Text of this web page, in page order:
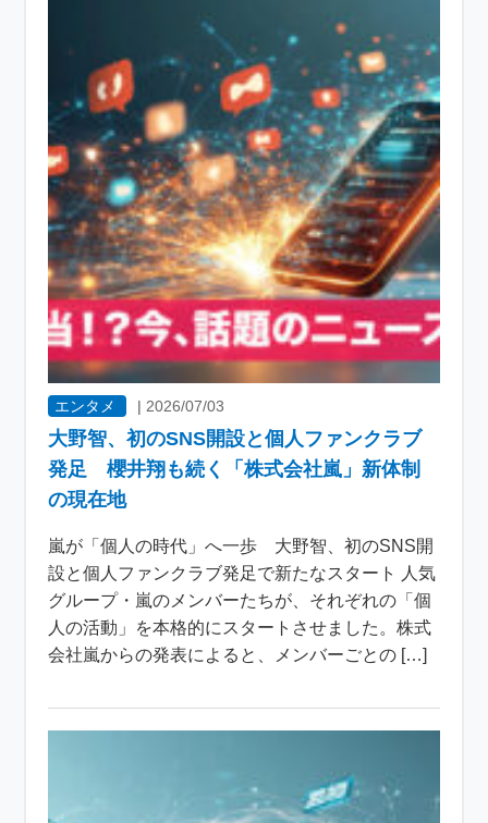
エンタメ |2026/07/03
大野智、初のSNS開設と個人ファンクラブ
発足 櫻井翔も続く「株式会社嵐」新体制
の現在地
嵐が「個人の時代」へ一歩 大野智、初のSNS開
設と個人ファンクラブ発足で新たなスタート 人気
グループ・嵐のメンバーたちが、それぞれの「個
人の活動」を本格的にスタートさせました。株式
会社嵐からの発表によると、メンバーごとの […]